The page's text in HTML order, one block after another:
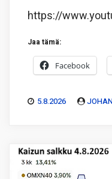
https://
Jaa tämä:
Facebook
5.8.2026